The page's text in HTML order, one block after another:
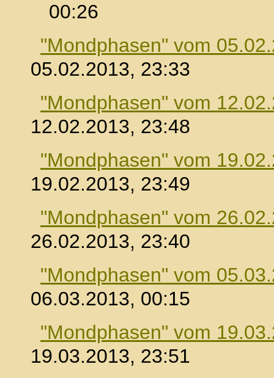
00:26
"Mondphasen" vom
05.02.2013, 23:33
"Mondphasen" vom
12.02.2013, 23:48
"Mondphasen" vom
19.02.2013, 23:49
"Mondphasen" vom
26.02.2013, 23:40
"Mondphasen" vom
06.03.2013, 00:15
"Mondphasen" vom
19.03.2013, 23:51